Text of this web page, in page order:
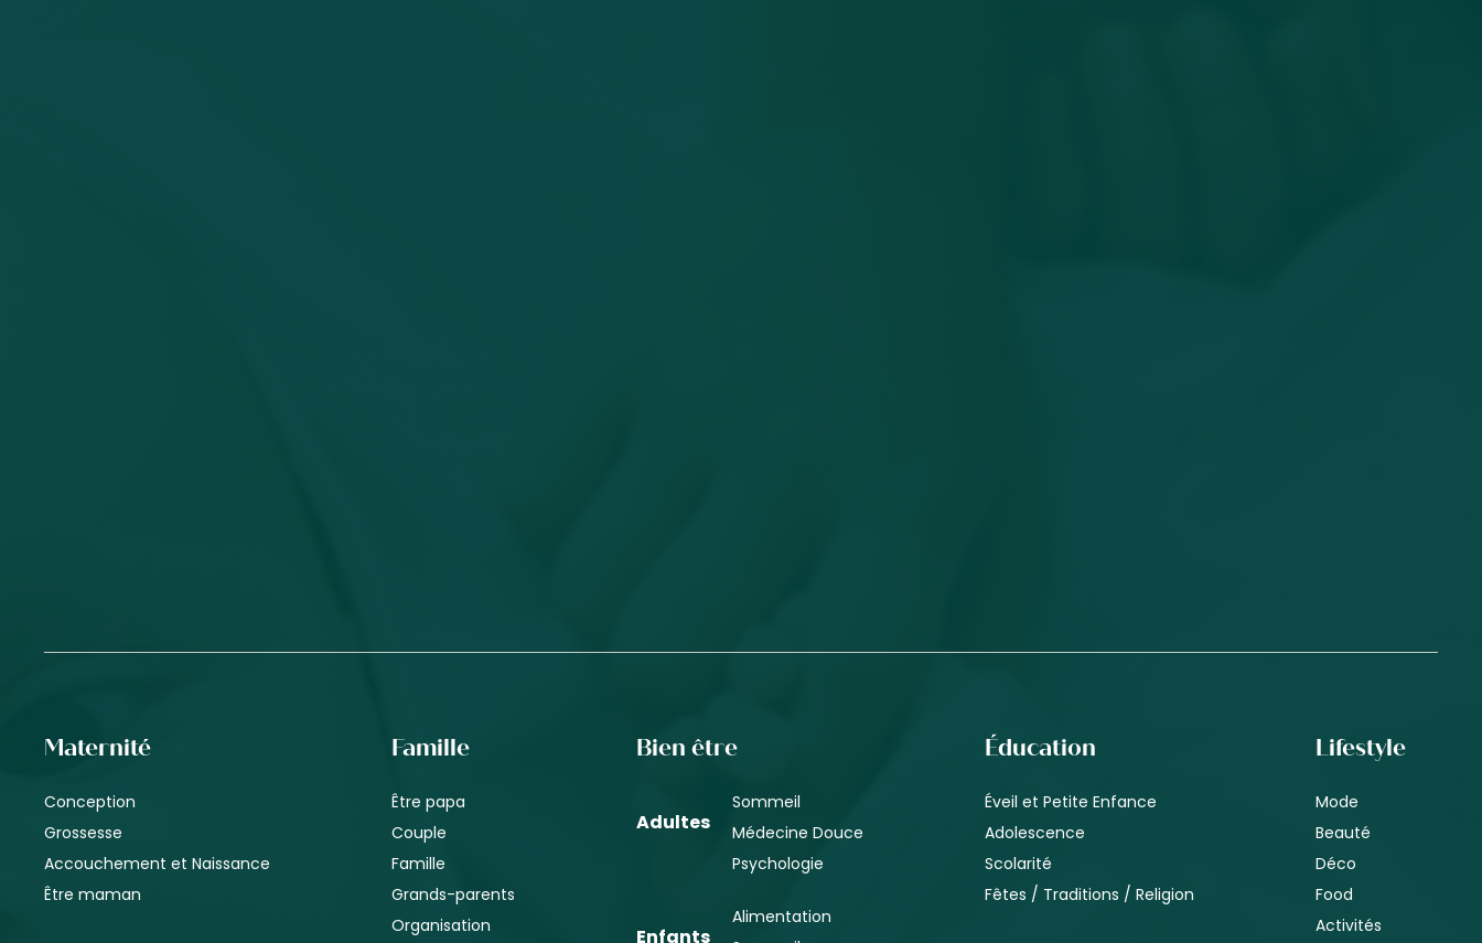
Maternité
Conception
Grossesse
Accouchement et Naissance
Être maman
Famille
Être papa
Couple
Famille
Grands-parents
Organisation
Bien être
Adultes
Sommeil
Médecine Douce
Psychologie
Enfants
Alimentation
Éducation
Éveil et Petite Enfance
Adolescence
Scolarité
Fêtes / Traditions / Religion
Lifestyle
Mode
Beauté
Déco
Food
Activités